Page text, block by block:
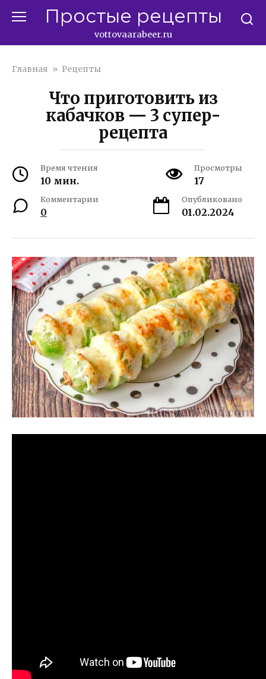
Простые рецепты
vottovaarabeer.ru
Главная » Рецепты
Что приготовить из
кабачков — 3 супер-
рецепта
Время чтения
10 мин.
Просмотры
17
Комментарии
0
Опубликовано
01.02.2024